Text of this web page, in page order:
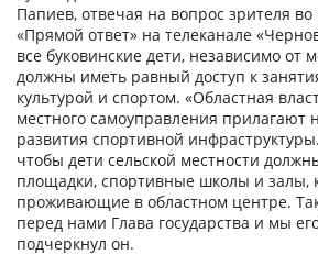
Папиев, отвечая на вопрос зрителя
«Прямой ответ» на телеканале
все буковинские дети, независимо от
должны иметь равный доступ к
культурой и спортом. «Областная
местного самоуправления прилагают
развития спортивной
чтобы дети сельской местности
площадки, спортивные школы и залы,
проживающие в областном центре.
перед нами Глава государства и мы
подчеркнул он.